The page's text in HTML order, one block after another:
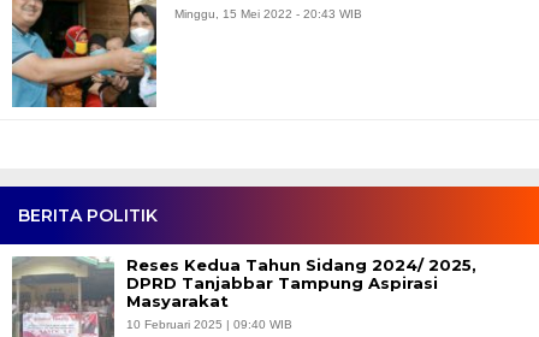
BERITA POLITIK
Reses Kedua Tahun Sidang 2024/ 2025,
DPRD Tanjabbar Tampung Aspirasi
Masyarakat
10 Februari 2025 | 09:40 WIB
Minggu, 15 Mei 2022 - 20:43 WIB